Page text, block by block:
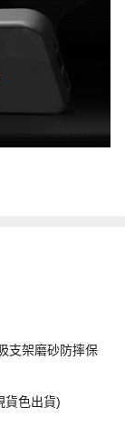
支架磨砂防摔保
貨色出貨)